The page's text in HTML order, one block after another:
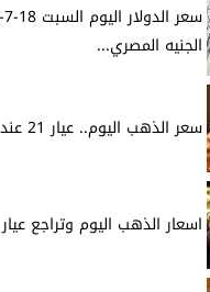
الجنيه المصري...
سعر الذهب اليوم.. عيار 21 عند هذا المستوى...
اسعار الذهب اليوم وتراجع عيار 21